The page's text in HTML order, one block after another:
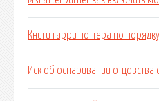
Книги гарри поттера по порядку
Иск об оспаривании отцовства